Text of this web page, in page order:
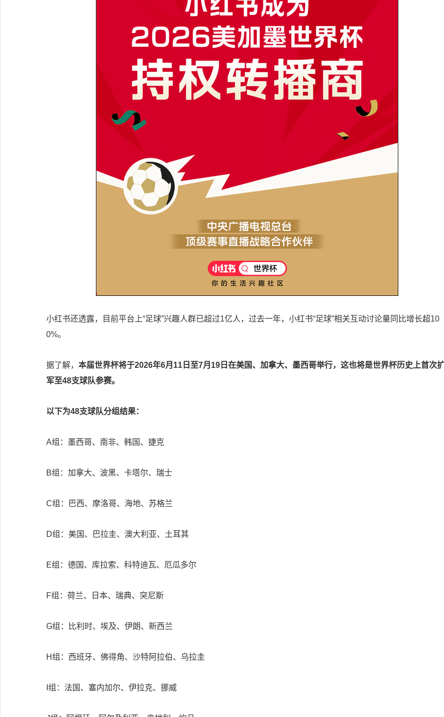
小红书还透露，目前平台上“足球”兴趣人群已超过1亿人，过去一年，小红书“足球”相关互动讨论量同比增长超10
0%。
据了解， 本届世界杯将于2026年6月11日至7月19日在美国、加拿大、墨西哥举行，这也将是世界杯历史上首次
军至48支球队参赛。
以下为48支球队分组结果：
A组：墨西哥、南非、韩国、捷克
B组：加拿大、波黑、卡塔尔、瑞士
C组：巴西、摩洛哥、海地、苏格兰
D组：美国、巴拉圭、澳大利亚、土耳其
E组：德国、库拉索、科特迪瓦、厄瓜多尔
F组：荷兰、日本、瑞典、突尼斯
G组：比利时、埃及、伊朗、新西兰
H组：西班牙、佛得角、沙特阿拉伯、乌拉圭
I组：法国、塞内加尔、伊拉克、挪威